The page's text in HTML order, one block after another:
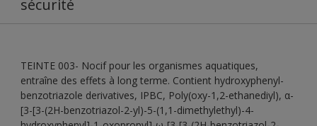
sécurité
TEINTE 003- Nocif pour les organismes aquatiques,
entraîne des effets à long terme. Contient hydroxyphenyl-
benzotriazole derivatives, IPBC, Poly(oxy-1,2-ethanediyl), α-
[3-[3-(2H-benzotriazol-2-yl)-5-(1,1-dimethylethyl)-4-